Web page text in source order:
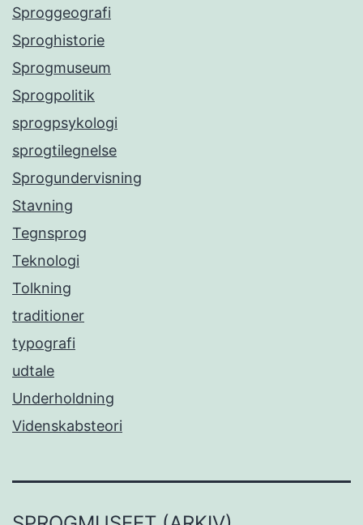
Sproggeografi
Sproghistorie
Sprogmuseum
Sprogpolitik
sprogpsykologi
sprogtilegnelse
Sprogundervisning
Stavning
Tegnsprog
Teknologi
Tolkning
traditioner
typografi
udtale
Underholdning
Videnskabsteori